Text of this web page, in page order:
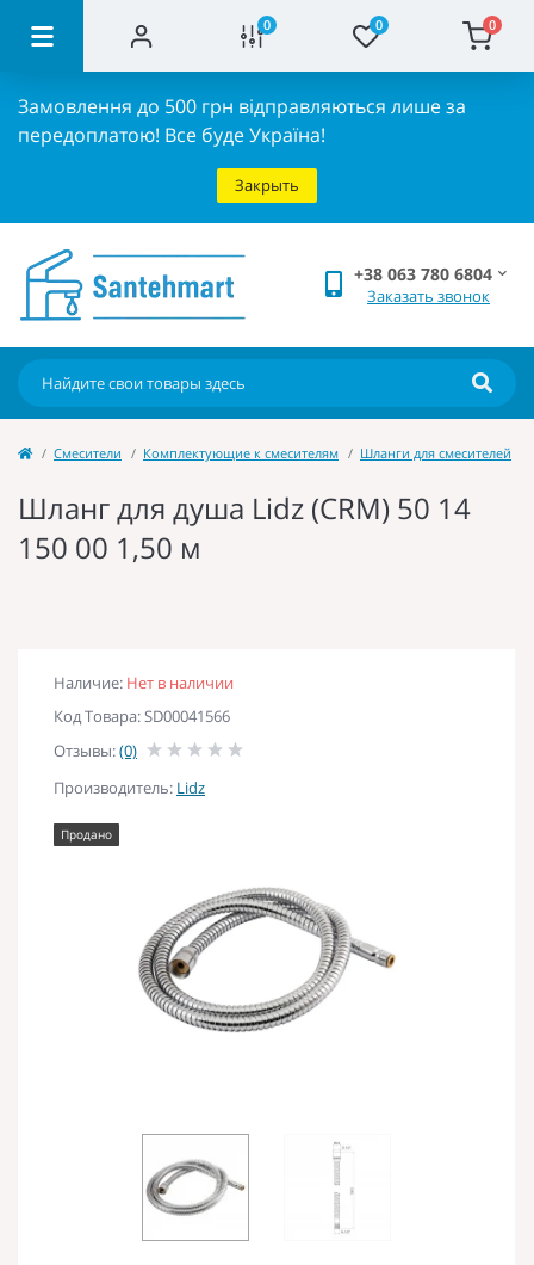
0 0 0
Замовлення до 500 грн відправляються лише за
передоплатою! Все буде Україна!
Закрыть
+38 063 780 6804
Заказать звонок
Cмесители Комплектующие к смесителям Шланги для смесителей
Шланг для душа Lidz (CRM) 50 14
150 00 1,50 м
Наличие: Нет в наличии
Код Товара: SD00041566
Отзывы:(0)
Производитель: Lidz
Продано